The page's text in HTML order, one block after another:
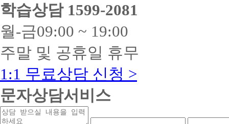
학습상담 1599-2081
월-금09:00 ~ 19:00
주말 및 공휴일 휴무
1:1 무료상담 신청 >
문자상담서비스
상
담
락
락